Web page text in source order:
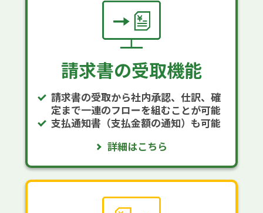
請求書の受取機能
請求書の受取から社内承認、仕訳、確
定まで一連のフローを組むことが可能
支払通知書（支払金額の通知）も可能
詳細はこちら